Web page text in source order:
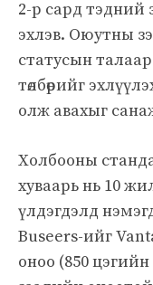
2-р сард тэдний
эхлэв. Оюутны
статусын
төлбөрийг
олж авахыг
Холбооны
хуваарь нь 10
үлдэгдэлд
Buseers-ийг
оноо (850